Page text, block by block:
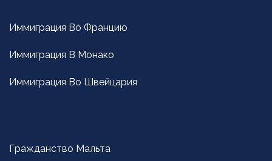
Иммиграция Вo Францию
Иммиграция В Монако
Иммиграция Вo Швейцария
Гражданство Мальта